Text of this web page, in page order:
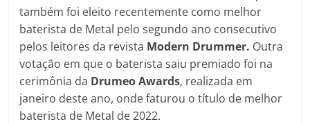
também foi eleito recentemente como melhor
baterista de Metal pelo segundo ano consecutivo
pelos leitores da revista Modern Drummer. Outra
votação em que o baterista saiu premiado foi na
cerimônia da Drumeo Awards, realizada em
janeiro deste ano, onde faturou o título de melhor
baterista de Metal de 2022.